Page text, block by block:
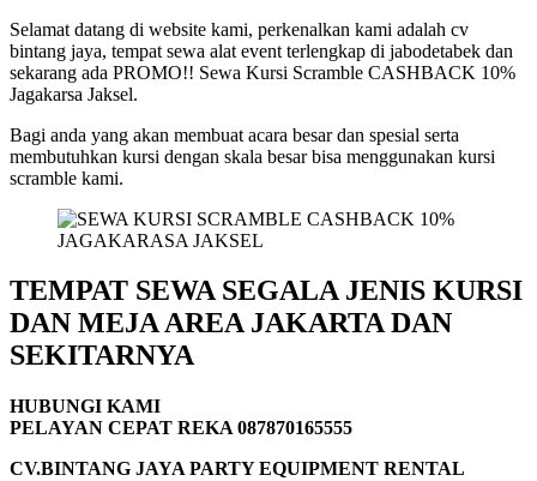
Selamat datang di website kami, perkenalkan kami adalah cv
bintang jaya, tempat sewa alat event terlengkap di jabodetabek dan
sekarang ada PROMO!! Sewa Kursi Scramble CASHBACK 10%
Jagakarsa Jaksel.
Bagi anda yang akan membuat acara besar dan spesial serta
membutuhkan kursi dengan skala besar bisa menggunakan kursi
scramble kami.
TEMPAT SEWA SEGALA JENIS KURSI
DAN MEJA AREA JAKARTA DAN
SEKITARNYA
HUBUNGI KAMI
PELAYAN CEPAT REKA 087870165555
CV.BINTANG JAYA PARTY EQUIPMENT RENTAL